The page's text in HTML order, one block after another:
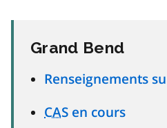
Grand Bend
Renseignements
CAS en cours